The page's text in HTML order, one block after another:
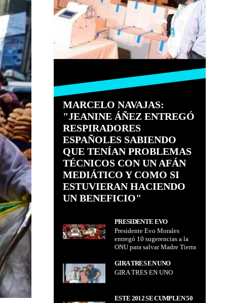
MARCELO NAVAJAS:
"JEANINE ÁÑEZ ENTREGÓ
RESPIRADORES
ESPAÑOLES SABIENDO
QUE TENÍAN PROBLEMAS
TÉCNICOS CON UN AFÁN
MEDIÁTICO Y COMO SI
ESTUVIERAN HACIENDO
UN BENEFICIO"
PRESIDENTE EVO
MORALES ENTREGÓ 10
SUGERENCIAS A LA ONU
PARA SALVAR MADRE
Presidente Evo Morales
entregó 10 sugerencias a la
ONU para salvar Madre Tierra
GIRA TRES EN UNO
GIRA TRES EN UNO
ESTE 2012 SE CUMPLEN 50